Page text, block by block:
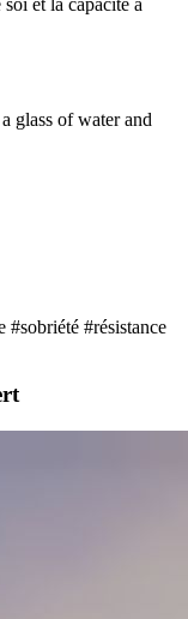
et la capacité à
glass of water and
#sobriété #résistance